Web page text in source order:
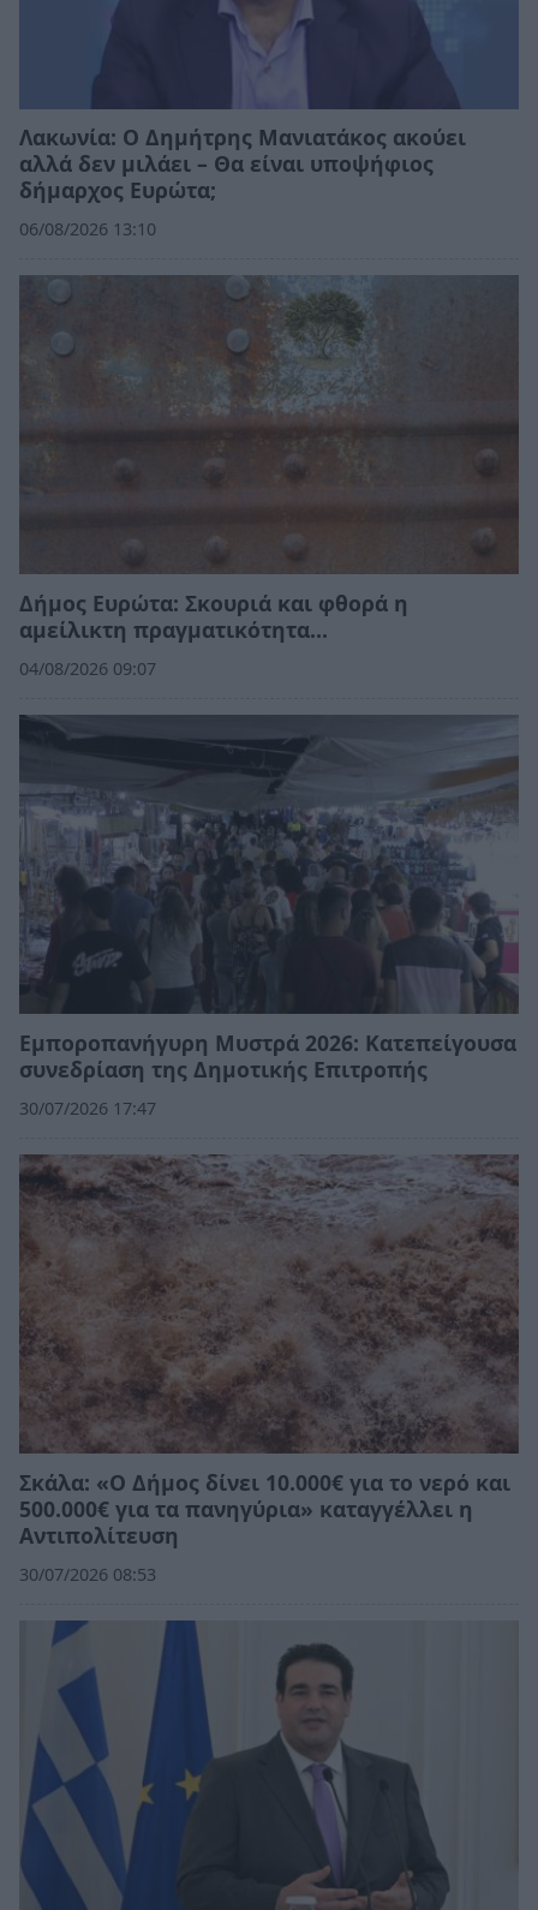
Λακωνία: Ο Δημήτρης Μανιατάκος ακούει
αλλά δεν μιλάει – Θα είναι υποψήφιος
δήμαρχος Ευρώτα;
06/08/2026 13:10
Δήμος Ευρώτα: Σκουριά και φθορά η
αμείλικτη πραγματικότητα…
04/08/2026 09:07
Εμποροπανήγυρη Μυστρά 2026: Κατεπείγουσα
συνεδρίαση της Δημοτικής Επιτροπής
30/07/2026 17:47
Σκάλα: «Ο Δήμος δίνει 10.000€ για το νερό και
500.000€ για τα πανηγύρια» καταγγέλλει η
Αντιπολίτευση
30/07/2026 08:53